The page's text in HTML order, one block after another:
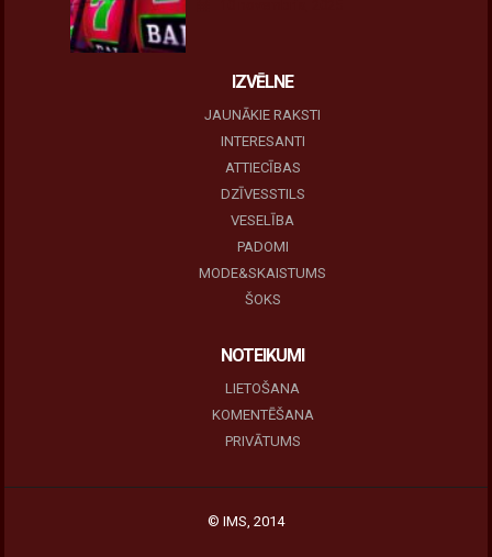
IZVĒLNE
JAUNĀKIE RAKSTI
INTERESANTI
ATTIECĪBAS
DZĪVESSTILS
VESELĪBA
PADOMI
MODE&SKAISTUMS
ŠOKS
NOTEIKUMI
LIETOŠANA
KOMENTĒŠANA
PRIVĀTUMS
© IMS, 2014